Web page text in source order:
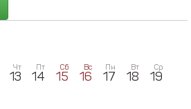
Чт
13
Пт
14
Сб
15
Вс
16
Пн
17
Вт
18
Ср
19